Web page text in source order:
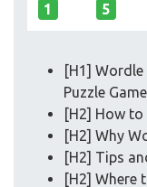
1 5
[H1]
Puzzle Game
[H2] How to
[H2] Why
[H2] Tips
[H2] Where